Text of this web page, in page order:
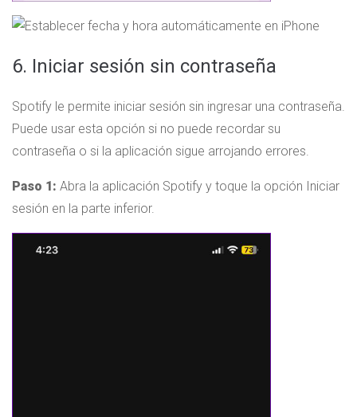
6. Iniciar sesión sin contraseña
Spotify le permite iniciar sesión sin ingresar una contraseña.
Puede usar esta opción si no puede recordar su
contraseña o si la aplicación sigue arrojando errores.
Paso 1: Abra la aplicación Spotify y toque la opción Iniciar
sesión en la parte inferior.